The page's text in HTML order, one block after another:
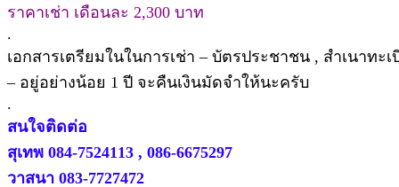
ราคาเช่า เดือนละ 2,300 บาท
.
เอกสารเตรียมในในการเช่า – บัตรประชาชน , สำเนาท
– อยู่อย่างน้อย 1 ปี จะคืนเงินมัดจำให้นะครับ
.
สนใจติดต่อ
สุเทพ 084-7524113 , 086-6675297
วาสนา 083-7727472